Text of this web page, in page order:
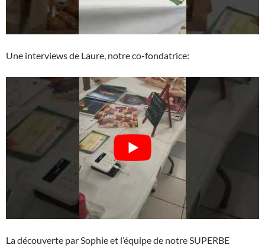
Une interviews de Laure, notre co-fondatrice:
La découverte par Sophie et l’équipe de notre SUPERBE